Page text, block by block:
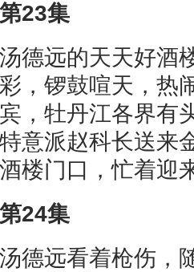
第23集
汤德远的天天好酒
彩，锣鼓喧天，热
宾，牡丹江各界有
特意派赵科长送来
酒楼门口，忙着迎
第24集
汤德远看着枪伤，